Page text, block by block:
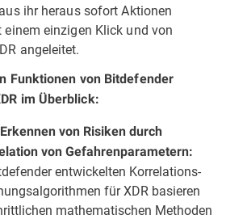
ihr heraus sofort Aktionen
einzigen Klick und von
angeleitet.
Funktionen von Bitdefender
im Überblick:
von Risiken durch
von Gefahrenparametern:
entwickelten Korrelations-
für XDR basieren
mathematischen Methoden